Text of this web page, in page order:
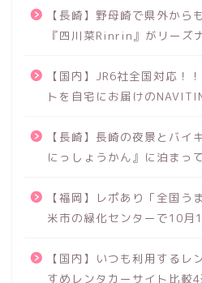
【長崎】野母崎で県外から
『四川菜Rinrin』がリーズ
【国内】JR6社全国対応！
トを自宅にお届けの
【長崎】長崎の夜景とバイ
にっしょうかん』に泊まっ
【福岡】レポあり「全国
米市の緑化センターで10月
【国内】いつも利用するレ
すめレンタカーサイト比較4